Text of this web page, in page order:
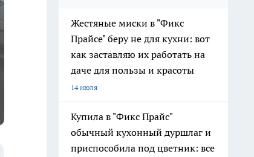
Жестяные миски в "Фикс
Прайсе" беру не для кухни: вот
как заставляю их работать на
даче для пользы и красоты
14 июля
Купила в "Фикс Прайс"
обычный кухонный дуршлаг и
приспособила под цветник: все